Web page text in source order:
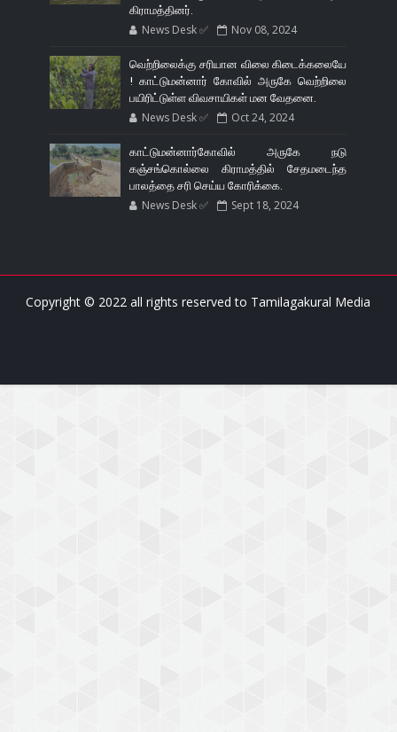
கிராமத்தினர்.
News Desk ✅ Nov 08, 2024
வெற்றிலைக்கு சரியான விலை கிடைக்கலையே
! காட்டுமன்னார் கோவில் அருகே வெற்றிலை
பயிரிட்டுள்ள விவசாயிகள் மன வேதனை.
News Desk ✅ Oct 24, 2024
காட்டுமன்னார்கோவில் அருகே நடு
கஞ்சங்கொல்லை கிராமத்தில் சேதமடைந்த
பாலத்தை சரி செய்ய கோரிக்கை.
News Desk ✅ Sept 18, 2024
Copyright © 2022 all rights reserved to Tamilagakural Media